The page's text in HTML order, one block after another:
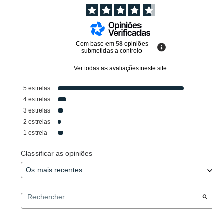
Com base em 58 opiniões
submetidas a controlo
Ver todas as avaliações neste site
5 estrelas
4 estrelas
3 estrelas
2 estrelas
1 estrela
Classificar as opiniões